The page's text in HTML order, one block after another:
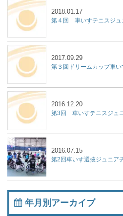
第４回 車いすテニスジュ
2018.01.17
第３回ドリームカップ車
2017.09.29
第3回 車いすテニスジュ
2016.12.20
第2回車いす選抜ジュニア
2016.07.15
年月別アーカイブ